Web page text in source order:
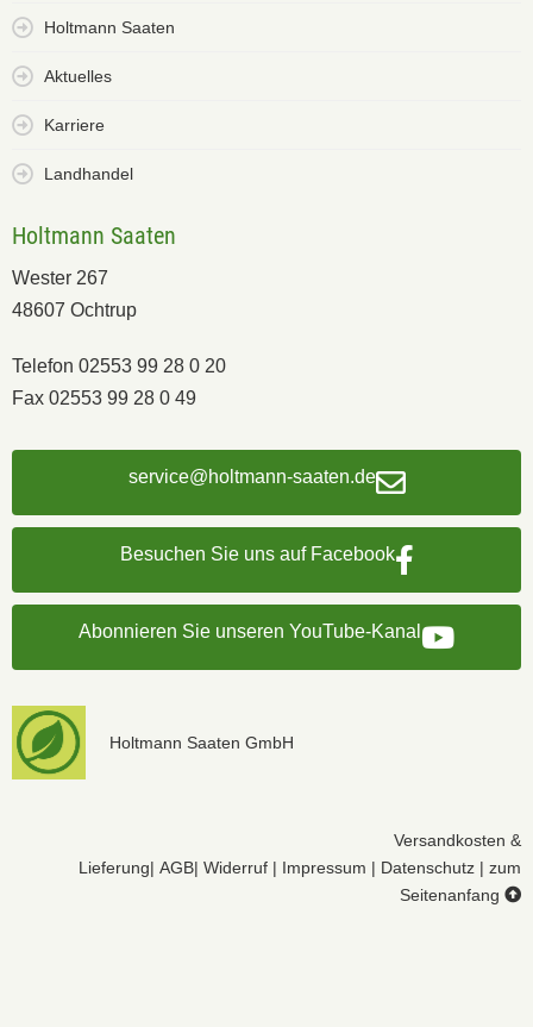
Holtmann Saaten
Aktuelles
Karriere
Landhandel
Holtmann Saaten
Wester 267
48607 Ochtrup
Telefon 02553 99 28 0 20
Fax 02553 99 28 0 49
service@holtmann-saaten.de
Besuchen Sie uns auf Facebook
Abonnieren Sie unseren YouTube-Kanal
Holtmann Saaten GmbH
Versandkosten &
Lieferung| AGB| Widerruf | Impressum | Datenschutz | zum
Seitenanfang